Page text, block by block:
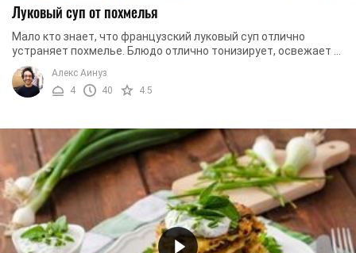
Луковый суп от похмелья
Мало кто знает, что французский луковый суп отлично
устраняет похмелье. Блюдо отлично тонизирует, освежает и
придает заряд сил. На практике ...
Алекс Аинуз
4
40 4.5